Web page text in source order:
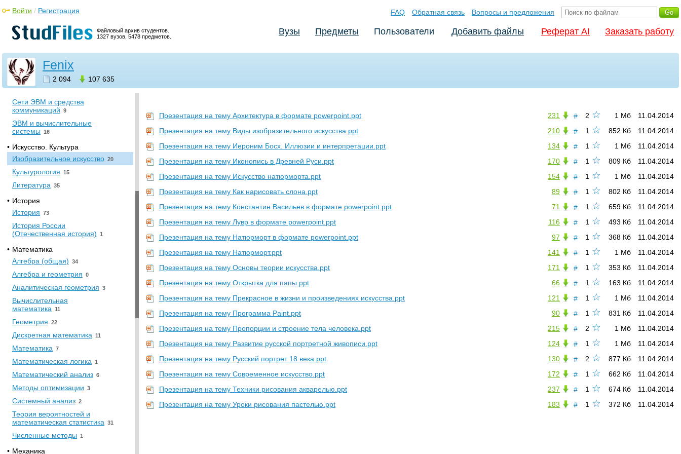
Файловый архив студентов.
1327 вузов, 5478 предметов.
Войти / Регистрация FAQ Обратная связь Вопросы и предложения
Вузы Предметы Пользователи Добавить файлы Реферат AI Заказать работу
Fenix
2 094 107 635
Искусственный интеллект
Объектно ориентированное
программирование 8
Операционные системы 8
Основы построения
трансляторов
7
Программирование 727
Сети ЭВМ и средства
коммуникаций 9
ЭВМ и вычислительные
системы 16
• Искусство. Культура
Изобразительное искусство 20
Культурология 15
Литература 35
• История
История 73
История России
(Отечественная история) 1
• Математика
Алгебра (общая) 34
Алгебра и геометрия 0
Аналитическая геометрия 3
Вычислительная
математика 11
Геометрия 22
Дискретная математика 11
Математика 7
Математическая логика 1
Математический анализ 6
Методы оптимизации 3
Системный анализ 2
Теория вероятностей и
математическая статистика 31
Численные методы 1
• Механика
2 ☆
# 11.04.2014
1 Мб
231
Презентация на тему Архитектура в формате powerpoint.ppt
1 ☆
# 11.04.2014
852 Кб
210
Презентация на тему Виды изобразительного искусства.ppt
1 ☆
# 11.04.2014
1 Мб
134
Презентация на тему Иероним Босх. Иллюзии и интерпретации.ppt
1 ☆
# 11.04.2014
809 Кб
170
Презентация на тему Иконопись в Древней Руси.ppt
1 ☆
# 11.04.2014
1 Мб
154
Презентация на тему Искусство натюрморта.ppt
1 ☆
# 11.04.2014
802 Кб
89
Презентация на тему Как нарисовать слона.ppt
1 ☆
# 11.04.2014
659 Кб
71
Презентация на тему Константин Васильев в формате powerpoint.ppt
1 ☆
# 11.04.2014
493 Кб
116
Презентация на тему Лувр в формате powerpoint.ppt
1 ☆
# 11.04.2014
368 Кб
97
Презентация на тему Натюрморт в формате powerpoint.ppt
1 ☆
# 11.04.2014
1 Мб
141
Презентация на тему Натюрморт.ppt
1 ☆
# 11.04.2014
353 Кб
171
Презентация на тему Основы теории искусства.ppt
1 ☆
# 11.04.2014
163 Кб
66
Презентация на тему Открытка для папы.ppt
1 ☆
# 11.04.2014
1 Мб
121
Презентация на тему Прекрасное в жизни и произведениях искусства.ppt
1 ☆
# 11.04.2014
831 Кб
90
Презентация на тему Программа Paint.ppt
2 ☆
# 11.04.2014
1 Мб
215
Презентация на тему Пропорции и строение тела человека.ppt
1 ☆
# 11.04.2014
1 Мб
124
Презентация на тему Развитие русской портретной живописи.ppt
2 ☆
# 11.04.2014
877 Кб
130
Презентация на тему Русский портрет 18 века.ppt
1 ☆
# 11.04.2014
662 Кб
172
Презентация на тему Современное искусство.ppt
1 ☆
# 11.04.2014
674 Кб
237
Презентация на тему Техники рисования акварелью.ppt
1 ☆
# 11.04.2014
372 Кб
183
Презентация на тему Уроки рисования пастелью.ppt